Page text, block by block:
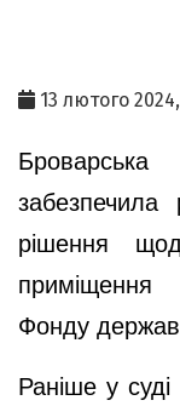
13 лютого
забезпечила
рішення
приміщення
Фонду
Раніше у суді